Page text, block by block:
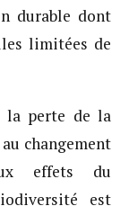
durable dont
limitées de
la perte de la
changement
effets du
est